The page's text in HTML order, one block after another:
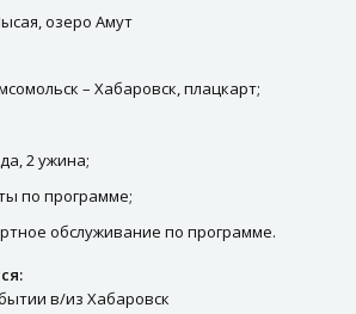
озеро Амут
– Хабаровск, плацкарт;
2 ужина;
по программе;
обслуживание по программе.
в/из Хабаровск